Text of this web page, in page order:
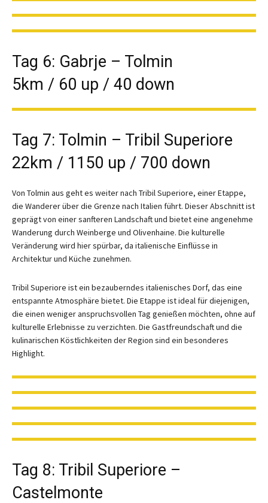
Tag 6: Gabrje – Tolmin
5km / 60 up / 40 down
Tag 7: Tolmin – Tribil Superiore
22km / 1150 up / 700 down
Von Tolmin aus geht es weiter nach Tribil Superiore, einer Etappe,
die Wanderer über die Grenze nach Italien führt. Dieser Abschnitt ist
geprägt von einer sanfteren Landschaft und bietet eine angenehme
Wanderung durch Weinberge und Olivenhaine. Die kulturelle
Veränderung wird hier spürbar, da italienische Einflüsse in
Architektur und Küche zunehmen.
Tribil Superiore ist ein bezauberndes italienisches Dorf, das eine
entspannte Atmosphäre bietet. Die Etappe ist ideal für diejenigen,
die einen weniger anspruchsvollen Tag genießen möchten, ohne auf
kulturelle Erlebnisse zu verzichten. Die Gastfreundschaft und die
kulinarischen Köstlichkeiten der Region sind ein besonderes
Highlight.
Tag 8: Tribil Superiore –
Castelmonte